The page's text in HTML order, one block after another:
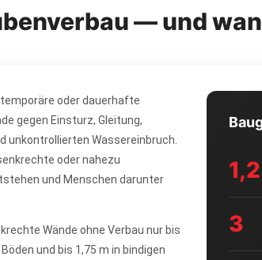
— und
oder dauerhafte
gegen Einsturz, Gleitung,
unkontrollierten Wassereinbruch.
oder nahezu
und Menschen darunter
Wände ohne Verbau nur bis
und bis 1,75 m in bindigen
3